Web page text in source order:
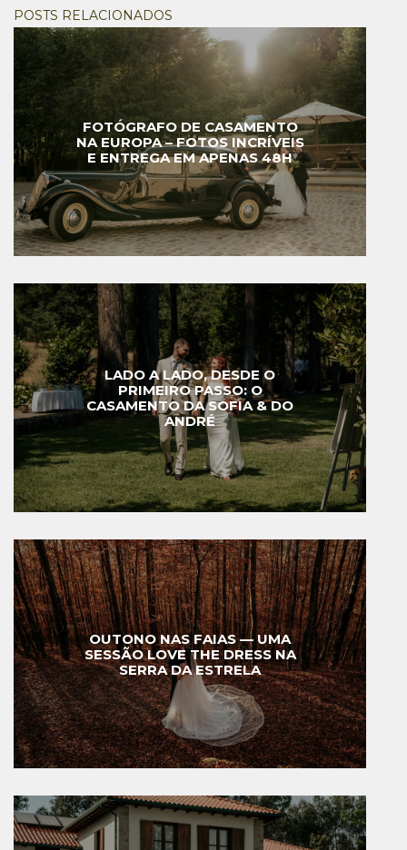
POSTS RELACIONADOS
FOTÓGRAFO DE CASAMENTO
NA EUROPA – FOTOS INCRÍVEIS
E ENTREGA EM APENAS 48H
LADO A LADO, DESDE O
PRIMEIRO PASSO: O
CASAMENTO DA SOFIA & DO
ANDRÉ
OUTONO NAS FAIAS — UMA
SESSÃO LOVE THE DRESS NA
SERRA DA ESTRELA